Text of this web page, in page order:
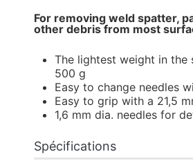
For removing weld spatter,
other debris from most
The lightest weight in the
500 g
Easy to change needles
Easy to grip with a 21,5
1,6 mm dia. needles for
Spécifications